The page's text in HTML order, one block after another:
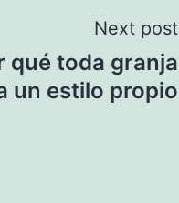
Next post
qué toda granja
un estilo propio